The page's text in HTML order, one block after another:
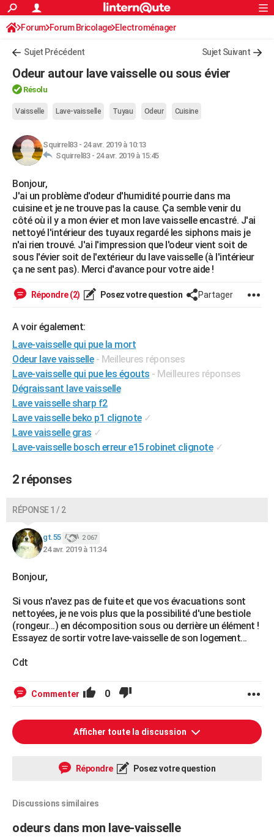
ACTUALITÉS
Politique
Société
Faits Divers
Education
Monde
Villes
+
Programme TV
TNTStreaming
Cinéma
Sorties cinéma
Musique
+FINANCE
Retraite
Impôts
Epargne
Immobilier
Risques naturels par ville
Banque
Assurance
Crédit
AUTO
Essais
Réserver un essai
Citadines
Berlines
SUV
Forum auto
HIGH-TECH
Mobiles
Meilleur smartphone
Internet
Ordinateurs
Jeux vidéo
Guide high-tech
+BRICOLAGE
Forum
Aménagement intérieur
Extérieur
Cuisine
Salle de bains
Jardinage
Rangement
WEEK-END
Guides de France
Escapades
Patrimoine
Expositions
Musées
Week-end nature
+LIFESTYLE
Art de vivre
Bien-être
Loisirs
Mode
Modes de vie
SANTE
Alimentation
Guide de la santé
Maladies
Médicaments
Sommeil
Destinations
City break
Voyage nature
Voyage de noces
Forum
Climat
PHOTO
CARTE DE VOEUX
Carte de Noël
Carte Bonne année
Carte Saint-Valentin
Carte Pâques
Carte d'anniversaire
DICTIONNAIRE
Dictionnaire
Biographies
Citations
Expressions
Proverbes
PROGRAMME TV
COPAINS D'AVANT
FORUM
Bricolage
Lifestyle
Culture
Sport
Auto
Television
Voyage
Cinema
S'inscrire
Connexion
Forum Forum Bricolage Electroménager
Sujet Précédent Sujet Suivant
Odeur autour lave vaisselle ou sous évier
Résolu
Vaisselle Lave-vaisselle Tuyau Odeur Cuisine
Squirrel83- 24 avr. 2019 à 10:13
Squirrel83 - 24 avr. 2019 à 15:45
Bonjour,
J'ai un problème d'odeur d'humidité pourrie dans ma
cuisine et je ne trouve pas la cause. Ça semble venir du
côté où il y a mon évier et mon lave vaisselle encastré. J'ai
nettoyé l'intérieur des tuyaux regardé les siphons mais je
n'ai rien trouvé. J'ai l'impression que l'odeur vient soit de
sous l'évier soit de l'extérieur du lave vaisselle (à l'intérieur
ça ne sent pas). Merci d'avance pour votre aide !
Répondre (2) Posez votre question Partager
A voir également:
Lave-vaisselle qui pue la mort
Odeur lave vaisselle - Meilleures réponses
Lave-vaisselle qui pue les égouts - Meilleures réponses
Dégraissant lave vaisselle
Lave vaisselle sharp f2
Lave vaisselle beko p1 clignote ✓
Lave vaisselle gras ✓
Lave-vaisselle bosch erreur e15 robinet clignote ✓
2 réponses
RÉPONSE 1 / 2
gt.55 2 067
24 avr. 2019 à 11:34
Bonjour,
Si vous n'avez pas de fuite et que vos évacuations sont
nettoyées, je ne vois plus que la possibilité d'une bestiole
(rongeur...) en décomposition sous ou derrière un élément !
Essayez de sortir votre lave-vaisselle de son logement...
Cdt
Commenter 0
Afficher toute la discussion
Répondre Posez votre question
Discussions similaires
odeurs dans mon lave-vaisselle